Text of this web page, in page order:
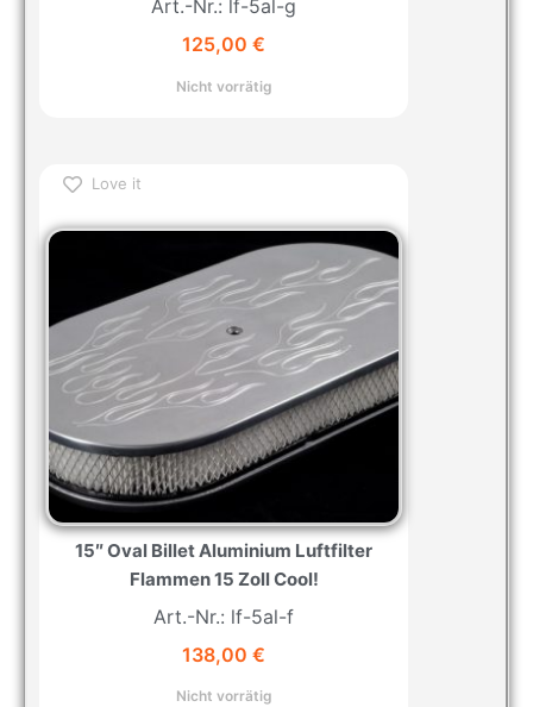
Art.-Nr.: lf-5al-g
125,00 €
Nicht vorrätig
Love it
15″ Oval Billet Aluminium Luftfilter
Flammen 15 Zoll Cool!
Art.-Nr.: lf-5al-f
138,00 €
Nicht vorrätig